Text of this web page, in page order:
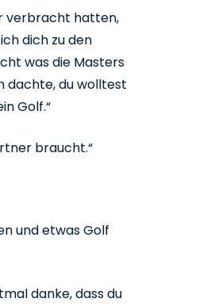
verbracht hatten,
dich zu den
was die Masters
dachte, du wolltest
Golf.“
braucht.“
und etwas Golf
danke, dass du